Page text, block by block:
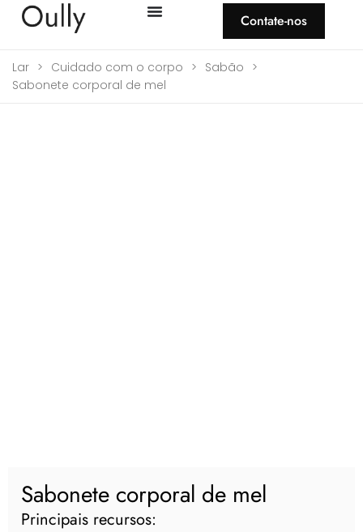
Contate-nos
Lar > Cuidado com o corpo > Sabão >
Sabonete corporal de mel
Sabonete corporal de mel
Principais recursos: